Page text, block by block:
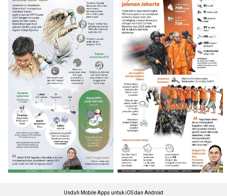
Unduh Mobile Apps untuk iOS dan Android